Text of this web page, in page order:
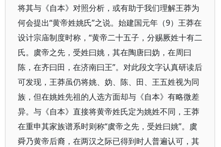
将其与《自本》对照分析，或有助于我们理解王莽为
何会提出“黄帝姓姚氏”之说。始建国元年（9）王莽在
设计宗庙制度时称，“黄帝二十五子，分赐厥姓十有二
氏。虞帝之先，受姓曰姚，其在陶唐曰妫，在周曰
陈，在齐曰田，在济南曰王”。对此段文字认真研读后
可发现，王莽虽仍将姚、妫、陈、田、王五姓视为同
族，但在姚姓先祖的人选方面却与《自本》有略微差
异。与《自本》直接将黄帝姓氏定为姚姓不同，王莽
在重申其家族谱系时则称“虞帝之先，受姓曰姚”。虞
舜乃黄帝后裔，在两汉之际已得到时人普遍认可，其